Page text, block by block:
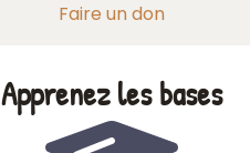
Faire un don
Apprenez les bases